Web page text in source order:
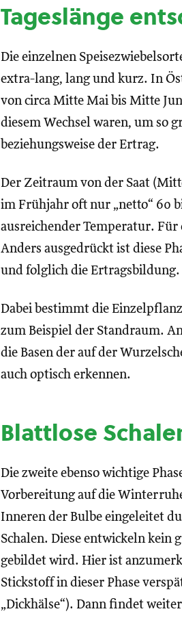
Tageslänge
Die einzelnen
extra-lang, lang und kurz. In
von circa Mitte Mai bis Mitte
diesem Wechsel waren, um so
beziehungsweise der Ertrag.
Der Zeitraum von der Saat
im Frühjahr oft nur „netto“ 60
ausreichender Temperatur. Für
Anders ausgedrückt ist diese
und folglich die Ertragsbildung.
Dabei bestimmt die
zum Beispiel der Standraum.
die Basen der auf der
auch optisch erkennen.
Blattlose
Die zweite ebenso wichtige
Vorbereitung auf die
Inneren der Bulbe eingeleitet
Schalen. Diese entwickeln kein
gebildet wird. Hier ist
Stickstoff in dieser Phase
„Dickhälse“). Dann findet